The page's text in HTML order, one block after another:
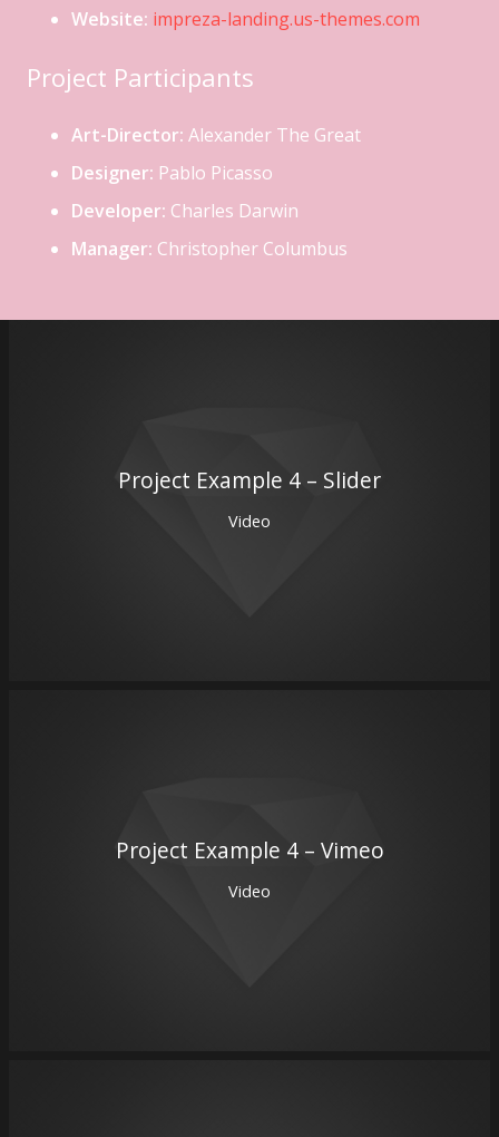
Website: impreza-landing.us-themes.com
Project Participants
Art-Director: Alexander The Great
Designer: Pablo Picasso
Developer: Charles Darwin
Manager: Christopher Columbus
Project Example 4 – Slider
Video
Project Example 4 – Vimeo
Video